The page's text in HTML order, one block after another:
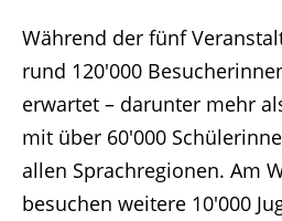
Während der fünf
rund 120'000
erwartet – darunter mehr
mit über 60'000
allen Sprachregionen. Am
besuchen weitere 10'000